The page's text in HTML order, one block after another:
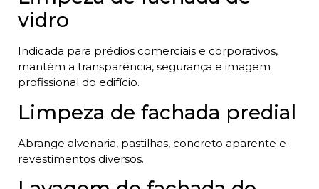
vidro
Indicada para prédios comerciais e corporativos,
mantém a transparência, segurança e imagem
profissional do edifício.
Limpeza de fachada predial
Abrange alvenaria, pastilhas, concreto aparente e
revestimentos diversos.